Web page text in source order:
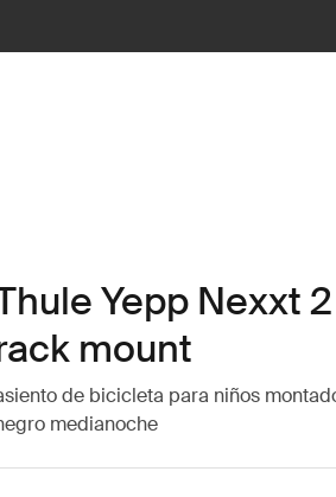
Yepp Nexxt
mount
de bicicleta para niños
medianoche